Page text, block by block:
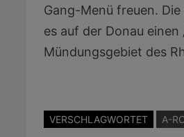
Gang-Menü freuen.
es auf der Donau einen
Mündungsgebiet des
VERSCHLAGWORTET A-